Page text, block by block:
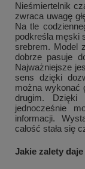
Nieśmiertelnik
zwraca uwagę
Na tle
podkreśla męski
srebrem. Model
dobrze pasuje
Najważniejsze
sens dzięki
można wykonać
drugim.
jednocześnie
informacji.
całość stała się
Jakie zalety